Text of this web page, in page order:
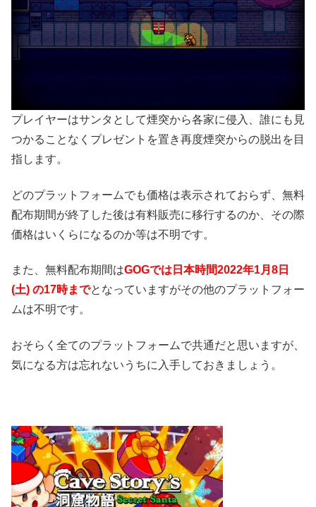
プレイヤーはサンタとして煙突から各家に侵入、誰にも見
つかることなくプレゼントを置き再度煙突からの脱出を目
指します。
どのプラットフォームでも価格は表示されておらず、無料
配布期間が終了した後は有料販売に移行するのか、その際
価格はいくらになるのか等は不明です。
また、無料配布期間はGOGでは日本時間2022年1月8日
(土) の17時までとなっていますがその他のプラットフォー
ムは不明です。
おそらく全てのプラットフォームで共通だと思いますが、
気になる方は忘れないうちに入手しておきましょう。